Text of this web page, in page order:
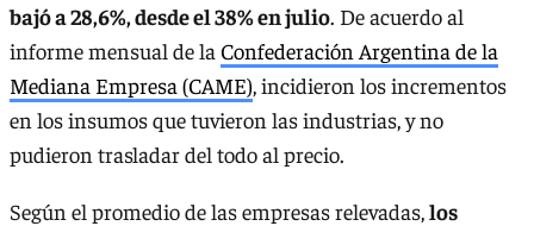
bajó a 28,6%, desde el 38% en julio. De acuerdo al
informe mensual de la Confederación Argentina de la
Mediana Empresa (CAME), incidieron los incrementos
en los insumos que tuvieron las industrias, y no
pudieron trasladar del todo al precio.
Según el promedio de las empresas relevadas, los